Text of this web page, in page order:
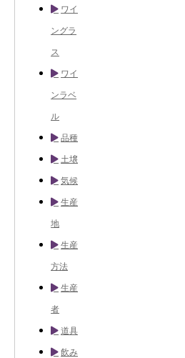
ワイ
ングラ
ス
ワイ
ンラベ
ル
品種
土壌
気候
生産
地
生産
方法
生産
者
道具
飲み